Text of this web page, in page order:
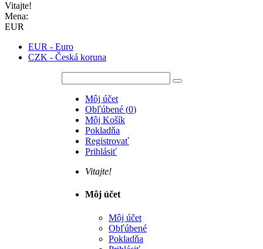
Vitajte!
Mena:
EUR
EUR - Euro
CZK - Česká koruna
Môj účet
Obľúbené (0)
Môj Košík
Pokladňa
Registrovať
Prihlásiť
Vitajte!
Môj účet
Môj účet
Obľúbené
Pokladňa